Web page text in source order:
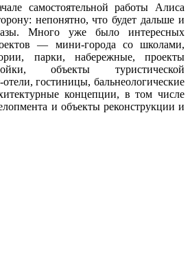
самостоятельной работы Алиса
непонятно, что будет дальше и
Много уже было интересных
— мини-города со школами,
парки, набережные, проекты
объекты туристической
гостиницы, бальнеологические
концепции, в том числе
и объекты реконструкции и